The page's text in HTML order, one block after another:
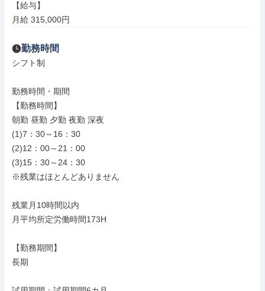
【給与】
月給 315,000円
勤務時間
シフト制
勤務時間・期間
【勤務時間】
朝勤 昼勤 夕勤 夜勤 深夜
(1)7：30～16：30
(2)12：00～21：00
(3)15：30～24：30
※残業はほとんどありません
残業月10時間以内
月平均所定労働時間173H
【勤務期間】
長期